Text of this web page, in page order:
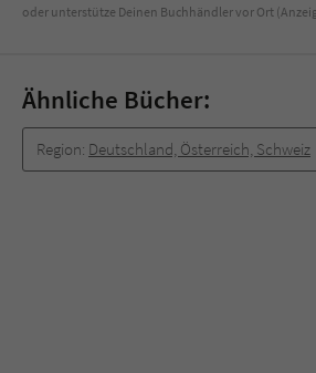
oder unterstütze Deinen Buchhändler vor Ort
Ähnliche Bücher:
Region: Deutschland, Österreich, Schweiz